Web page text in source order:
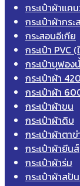
กระเป๋าผ้าแค
กระเป๋าผ้ากร
กระสอบอีเกีย
กระเป๋า PVC
กระเป๋าบุฟอง
กระเป๋าผ้า
กระเป๋าผ้า
กระเป๋าผ้าขน
กระเป๋าผ้าดิบ
กระเป๋าผ้าตา
กระเป๋าผ้ายีนส์
กระเป๋าผ้าร่ม
กระเป๋าผ้าสปั